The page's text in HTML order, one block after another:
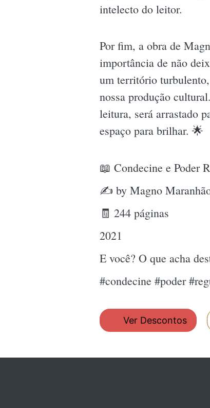
intelecto do leitor.
Por fim, a obra de
importância de não
um território
nossa produção
leitura, será arrastado
espaço para brilhar. 🌟
📖 Condecine e Poder
✍ by Magno
🧾 244 páginas
2021
E você? O que acha
#condecine #poder
Ver Descontos